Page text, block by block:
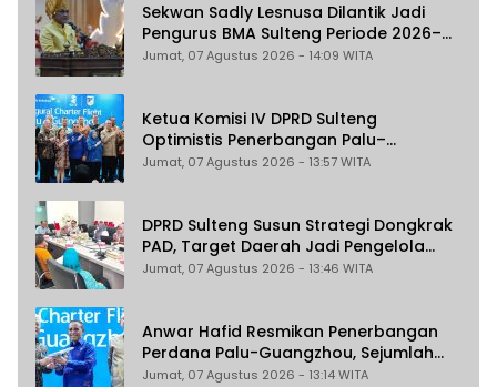
Sekwan Sadly Lesnusa Dilantik Jadi
Pengurus BMA Sulteng Periode 2026–
2031
Jumat, 07 Agustus 2026 - 14:09 WITA
Ketua Komisi IV DPRD Sulteng
Optimistis Penerbangan Palu–
Guangzhou Dongkrak Ekspor dan
Jumat, 07 Agustus 2026 - 13:57 WITA
DPRD Sulteng Susun Strategi Dongkrak
PAD, Target Daerah Jadi Pengelola
Sekaligus Penghasil
Jumat, 07 Agustus 2026 - 13:46 WITA
Anwar Hafid Resmikan Penerbangan
Perdana Palu-Guangzhou, Sejumlah
Maskapai Jajaki Rute Malaysia dan
Jumat, 07 Agustus 2026 - 13:14 WITA